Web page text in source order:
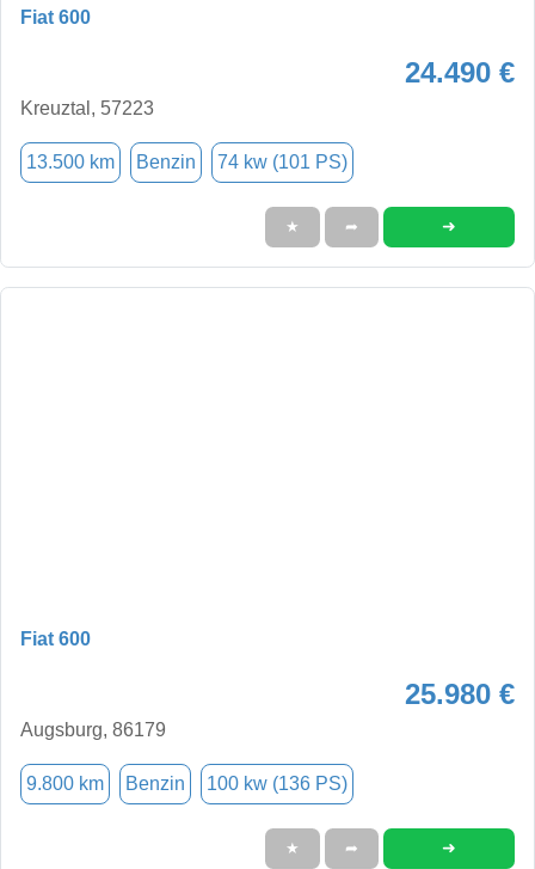
Fiat 600
24.490 €
Kreuztal, 57223
13.500 km Benzin 74 kw (101 PS)
★ ➦ ➜
Fiat 600
25.980 €
Augsburg, 86179
9.800 km Benzin 100 kw (136 PS)
★ ➦ ➜